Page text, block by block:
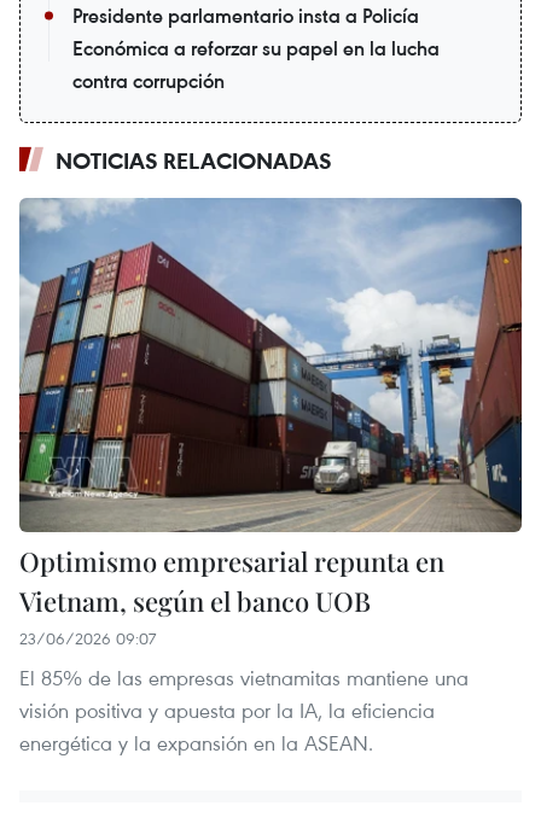
Presidente parlamentario insta a Policía
Económica a reforzar su papel en la lucha
contra corrupción
NOTICIAS RELACIONADAS
Optimismo empresarial repunta en
Vietnam, según el banco UOB
23/06/2026 09:07
El 85% de las empresas vietnamitas mantiene una
visión positiva y apuesta por la IA, la eficiencia
energética y la expansión en la ASEAN.